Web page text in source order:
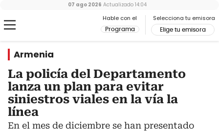
Hable con el
Programa
Selecciona tu emisora
Elige tu emisora
07 ago 2026 Actualizado 14:04
Armenia
La policía del Departamento
lanza un plan para evitar
siniestros viales en la vía la
línea
En el mes de diciembre se han presentado